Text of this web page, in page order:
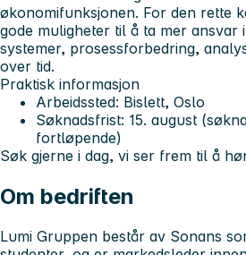
økonomifunksjonen. For den rette
gode muligheter til å ta mer ansvar
systemer, prosessforbedring,
over tid.
Praktisk informasjon
Arbeidssted: Bislett, Oslo
Søknadsfrist: 15. august
fortløpende)
Søk gjerne i dag, vi ser frem til å
Om bedriften
Lumi Gruppen består av Sonans